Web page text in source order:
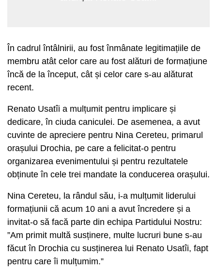
În cadrul întâlnirii, au fost înmânate legitimațiile de
membru atât celor care au fost alături de formațiune
încă de la început, cât și celor care s-au alăturat
recent.
Renato Usatîi a mulțumit pentru implicare și
dedicare, în ciuda caniculei. De asemenea, a avut
cuvinte de apreciere pentru Nina Cereteu, primarul
orașului Drochia, pe care a felicitat-o pentru
organizarea evenimentului și pentru rezultatele
obținute în cele trei mandate la conducerea orașului.
Nina Cereteu, la rândul său, i-a mulțumit liderului
formațiunii că acum 10 ani a avut încredere și a
invitat-o să facă parte din echipa Partidului Nostru:
”Am primit multă susținere, multe lucruri bune s-au
făcut în Drochia cu susținerea lui Renato Usatîi, fapt
pentru care îi mulțumim.”